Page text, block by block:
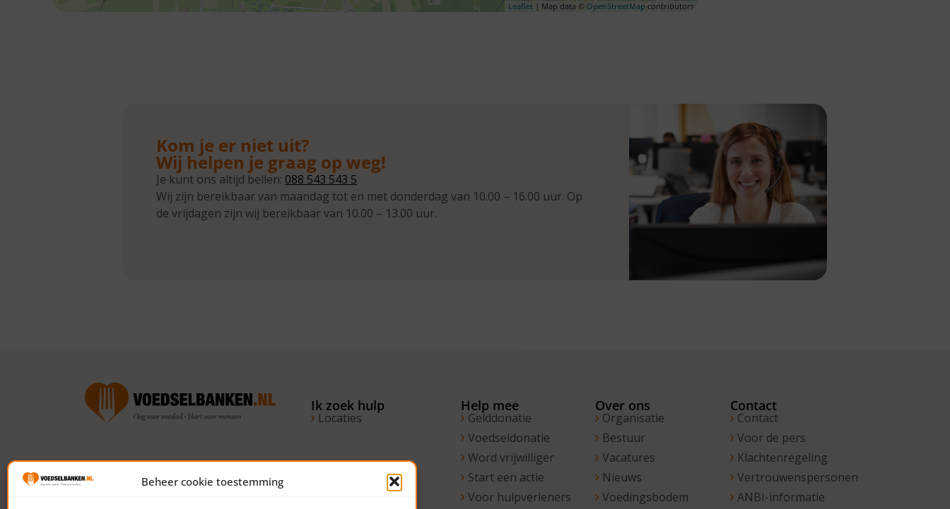
Beheer cookie toestemming
Leaflet | Map data © OpenStreetMap contributors
Kom je er niet uit?
Wij helpen je graag op weg!
Je kunt ons altijd bellen: 088 543 543 5
Wij zijn bereikbaar van maandag tot en met donderdag van 10.00 – 16.00 uur. Op
de vrijdagen zijn wij bereikbaar van 10.00 – 13.00 uur.
Volg ons op social media
Ik zoek hulp
Locaties
Help mee
Gelddonatie
Voedseldonatie
Word vrijwilliger
Start een actie
Voor hulpverleners
Over ons
Organisatie
Bestuur
Vacatures
Nieuws
Voedingsbodem
Contact
Contact
Voor de pers
Klachtenregeling
Vertrouwenspersonen
ANBI-informatie